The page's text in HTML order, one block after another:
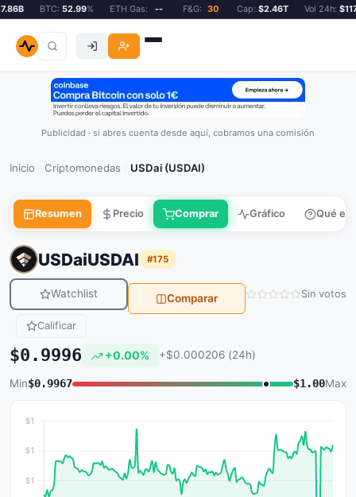
BTC:52.99% ETH Gas: -- F&G: 30 Cap:$2.46T Vol 24h:
Publicidad · si abres cuenta desde aquí, cobramos una comisión
Inicio Criptomonedas USDai (USDAI)
Resumen Precio Comprar Gráfico Qué es
USDaiUSDAI #175
Watchlist Comparar Sin votos
Calificar
$0.9996 +0.00% +$0.000206 (24h)
Min$0.9967 $1.00Max